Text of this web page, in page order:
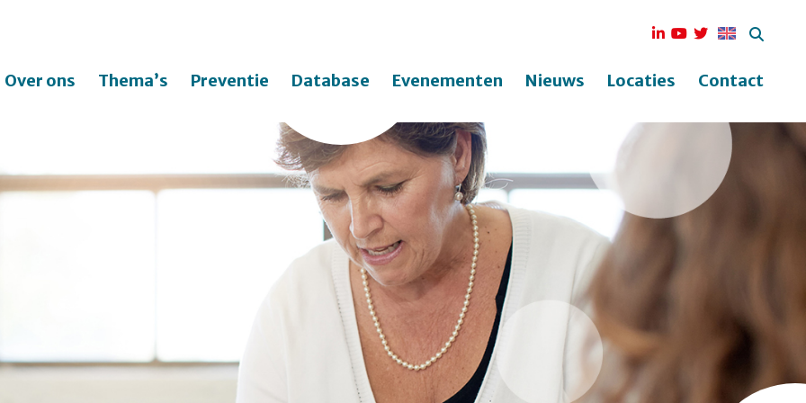
Over ons Thema’s Preventie Database Evenementen Nieuws Locaties Contact